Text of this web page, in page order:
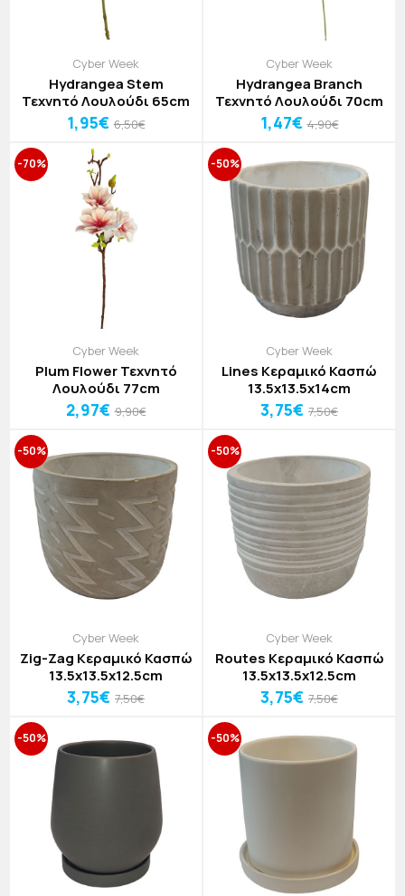
Cyber Week
Hydrangea Stem
Τεχνητό Λουλούδι 65cm
1,95€ 6,50€
Cyber Week
Hydrangea Branch
Τεχνητό Λουλούδι 70cm
1,47€ 4,90€
-70%
Cyber Week
Plum Flower Τεχνητό
Λουλούδι 77cm
2,97€ 9,90€
-50%
Cyber Week
Lines Κεραμικό Κασπώ
13.5x13.5x14cm
3,75€ 7,50€
-50%
Cyber Week
Zig-Zag Κεραμικό Κασπώ
13.5x13.5x12.5cm
3,75€ 7,50€
-50%
Cyber Week
Routes Κεραμικό Κασπώ
13.5x13.5x12.5cm
3,75€ 7,50€
-50% -50%